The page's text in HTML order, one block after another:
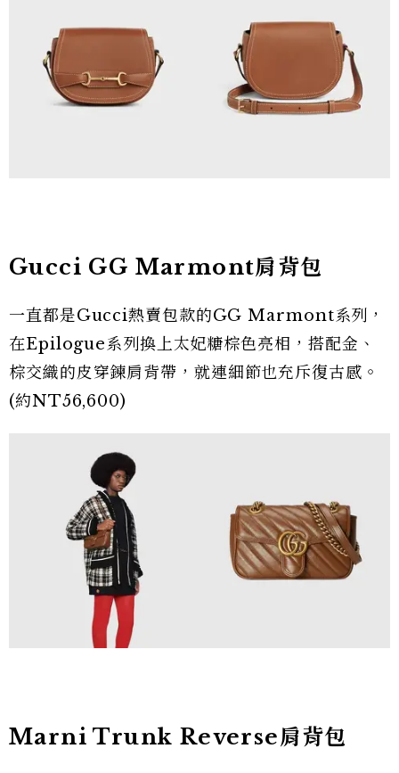
Gucci GG Marmont肩背包
一直都是Gucci熱賣包款的GG Marmont系列，
在Epilogue系列換上太妃糖棕色亮相，搭配金、
棕交織的皮穿鍊肩背帶，就連細節也充斥復古感。
(約NT56,600)
Marni Trunk Reverse肩背包